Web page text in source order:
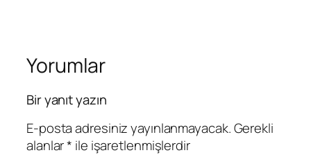
Yorumlar
Bir yanıt yazın
E-posta adresiniz yayınlanmayacak.Gerekli
alanlar* ile işaretlenmişlerdir